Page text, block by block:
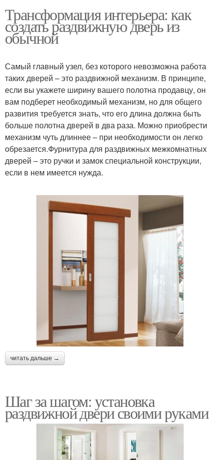
Трансформация интерьера: как
создать раздвижную дверь из
обычной
Самый главный узел, без которого невозможна работа
таких дверей – это раздвижной механизм. В принципе,
если вы укажете ширину вашего полотна продавцу, он
вам подберет необходимый механизм, но для общего
развития требуется знать, что его длина должна быть
больше полотна дверей в два раза. Можно приобрести
механизм чуть длиннее – при необходимости он легко
обрезается.Фурнитура для раздвижных межкомнатных
дверей – это ручки и замок специальной конструкции,
если в нем имеется нужда.
читать дальше →
Шаг за шагом: установка
раздвижной двери своими руками